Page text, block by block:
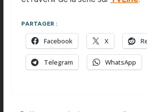
PARTAGER :
Facebook X
Telegram WhatsApp